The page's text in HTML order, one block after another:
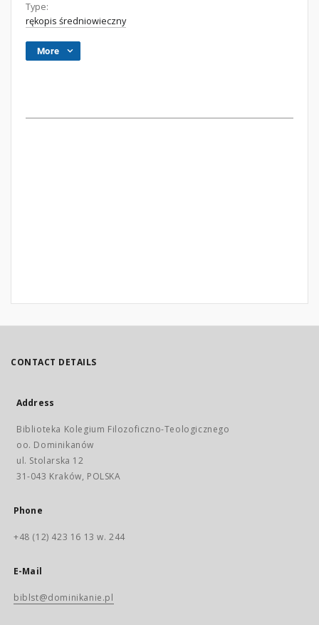
Type:
rękopis średniowieczny
More
CONTACT DETAILS
Address
Biblioteka Kolegium Filozoficzno-Teologicznego
oo. Dominikanów
ul. Stolarska 12
31-043 Kraków, POLSKA
Phone
+48 (12) 423 16 13 w. 244
E-Mail
biblst@dominikanie.pl